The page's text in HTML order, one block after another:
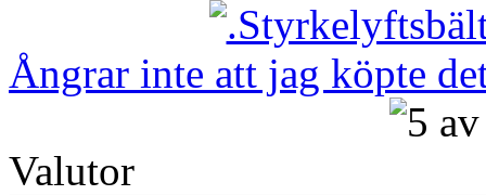
Ångrar inte att jag köpte
Valutor